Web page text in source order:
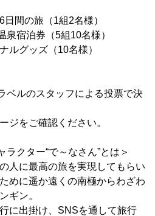
間の旅（1組2名様）
泉宿泊券（5組10名様）
ルグッズ（10名様）
ベルのスタッフによる投票で決
ジをご確認ください。
クター“で～なさん”とは＞
人に最高の旅を実現してもらい
めに遥か遠くの南極からわざわ
ギン。
に出掛け、SNSを通して旅行